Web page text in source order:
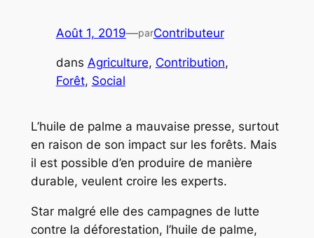
Août 1, 2019—parContributeur
dans Agriculture, Contribution
Forêt, Social
L’huile de palme a mauvaise presse, surtout
en raison de son impact sur les forêts. Mais
il est possible d’en produire de manière
durable, veulent croire les experts.
Star malgré elle des campagnes de lutte
contre la déforestation, l’huile de palme,